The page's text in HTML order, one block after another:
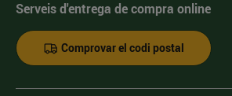
Serveis d'entrega de compra online
Comprovar el codi postal